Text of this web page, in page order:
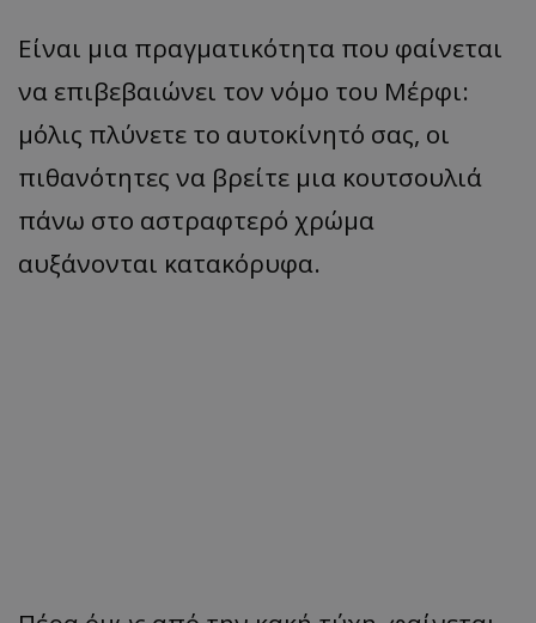
Είναι μια πραγματικότητα που φαίνεται
να επιβεβαιώνει τον νόμο του Μέρφι:
μόλις πλύνετε το αυτοκίνητό σας, οι
πιθανότητες να βρείτε μια κουτσουλιά
πάνω στο αστραφτερό χρώμα
αυξάνονται κατακόρυφα.